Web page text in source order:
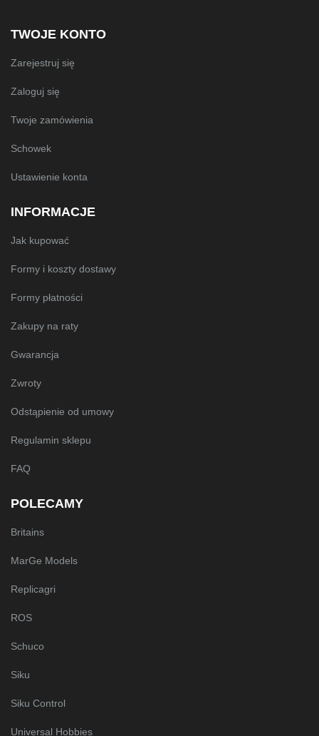
TWOJE KONTO
Zarejestruj się
Zaloguj się
Twoje zamówienia
Schowek
Ustawienie konta
INFORMACJE
Jak kupować
Formy i koszty dostawy
Formy płatności
Zakupy na raty
Gwarancja
Zwroty
Odstąpienie od umowy
Regulamin sklepu
FAQ
POLECAMY
Britains
MarGe Models
Replicagri
ROS
Schuco
Siku
Siku Control
Universal Hobbies